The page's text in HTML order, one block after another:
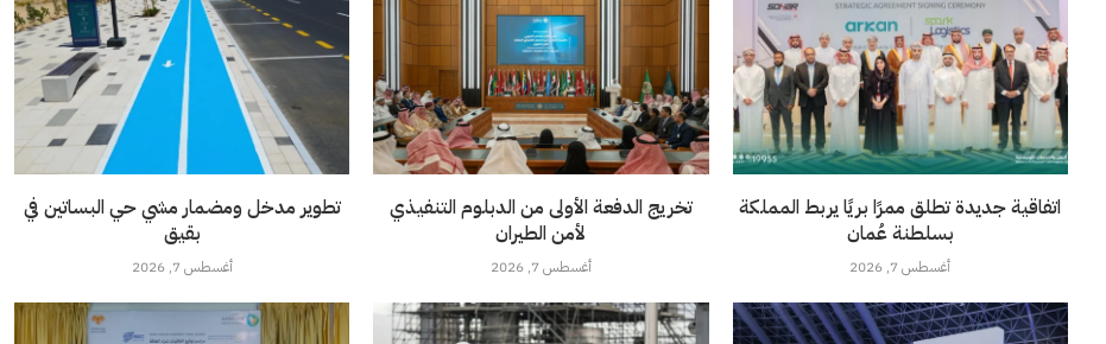
تطوير مدخل ومضمار مشي حي البساتين في
بقيق
أغسطس 7, 2026
تخريج الدفعة الأولى من الدبلوم التنفيذي
لأمن الطيران
أغسطس 7, 2026
اتفاقية جديدة تطلق ممرًا بريًا يربط المملكة
بسلطنة عُمان
أغسطس 7, 2026